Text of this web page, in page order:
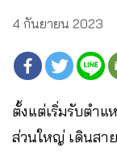
4 กันยายน 2023
ตั้งแต่เริ่มรับตำแ
ส่วนใหญ่ เดินสา